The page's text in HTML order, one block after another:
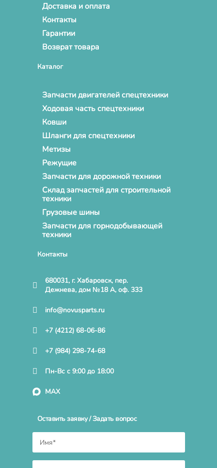
Доставка и оплата
Контакты
Гарантии
Возврат товара
Каталог
Запчасти двигателей спецтехники
Ходовая часть спецтехники
Ковши
Шланги для спецтехники
Метизы
Режущие
Запчасти для дорожной техники
Склад запчастей для строительной
техники
Грузовые шины
Запчасти для горнодобывающей
техники
Контакты
680031, г. Хабаровск, пер.
Дежнева, дом №18 А, оф. 333
info@novusparts.ru
+7 (4212) 68-06-86
+7 (984) 298-74-68
Пн-Вс с 9:00 до 18:00
MAX
Оставить заявку / Задать вопрос